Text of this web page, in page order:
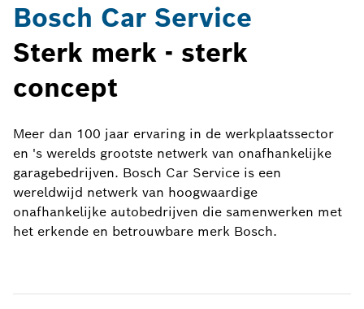
Bosch Car Service
Sterk merk - sterk
concept
Meer dan 100 jaar ervaring in de werkplaatssector
en 's werelds grootste netwerk van onafhankelijke
garagebedrijven. Bosch Car Service is een
wereldwijd netwerk van hoogwaardige
onafhankelijke autobedrijven die samenwerken met
het erkende en betrouwbare merk Bosch.